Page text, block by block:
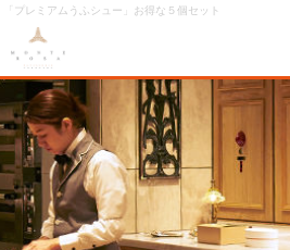
「プレミアムうふシュー」お得な５個セット
ABOUT MONTE ROSAモンテローザについて
MENUメニュー
ORIGINAL ORDER オリジナルオーダー